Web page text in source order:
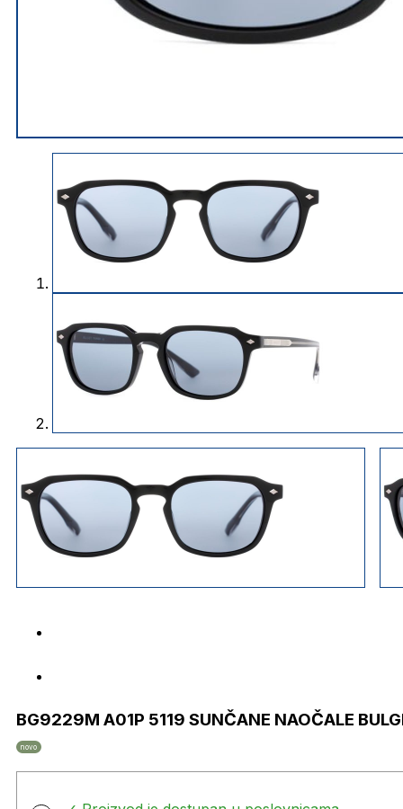
BG9229M A01P 5119 SUNČANE NAOČALE
novo